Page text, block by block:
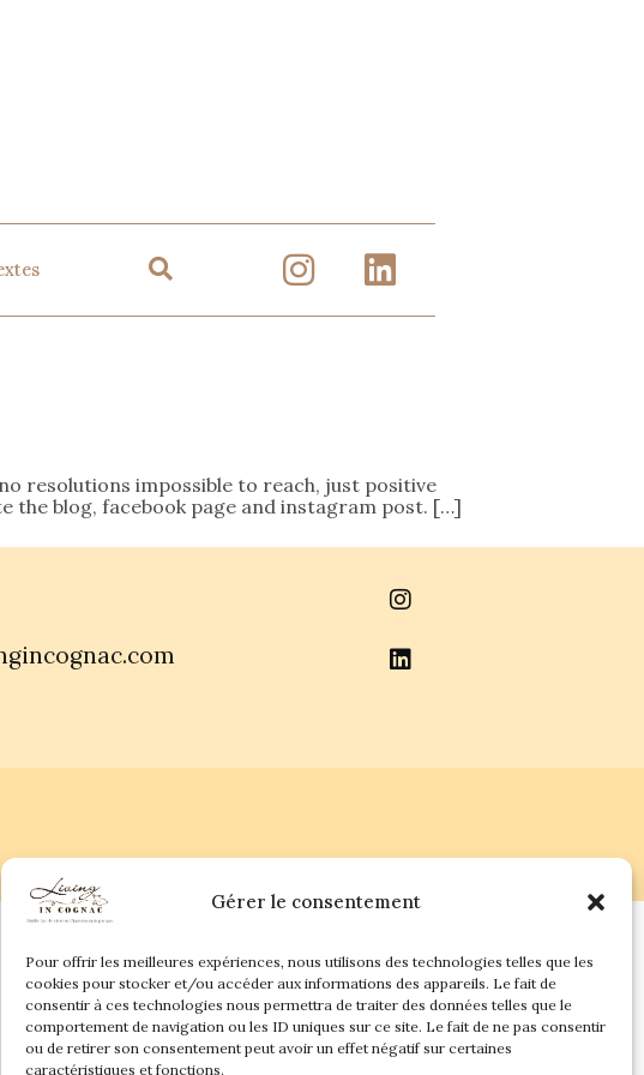
Gérer le consentement
Pour offrir les meilleures expériences, nous utilisons des technologies telles que les
cookies pour stocker et/ou accéder aux informations des appareils. Le fait de
consentir à ces technologies nous permettra de traiter des données telles que le
comportement de navigation ou les ID uniques sur ce site. Le fait de ne pas consentir
ou de retirer son consentement peut avoir un effet négatif sur certaines
caractéristiques et fonctions.
resolutions impossible to reach, just positive
the blog, facebook page and instagram post. […]